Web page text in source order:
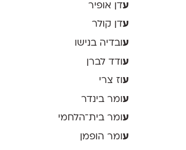
עדן אופיר
עדן קולר
ע ובדיה בנישו
עודד לברן
ע וז צרי
ע ומר בינדר
עומר בית־הלחמי
ע ומר הופמן